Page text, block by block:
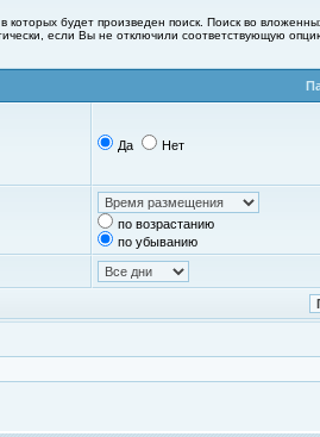
будет произведен поиск. Поиск во
если Вы не отключили соответствующую
Да Нет
по возрастанию
по убыванию